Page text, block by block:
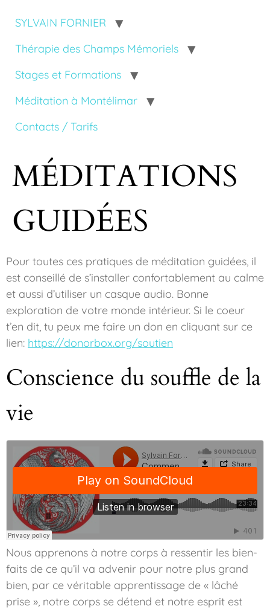
SYLVAIN FORNIER
Thérapie des Champs Mémoriels
Stages et Formations
Méditation à Montélimar
Contacts / Tarifs
MÉDITATIONS
GUIDÉES
Pour toutes ces pratiques de méditation guidées, il
est conseillé de s’installer confortablement au calme
et aussi d’utiliser un casque audio. Bonne
exploration de votre monde intérieur. Si le coeur
t’en dit, tu peux me faire un don en cliquant sur ce
lien: https://donorbox.org/soutien
Conscience du souffle de la
vie
Nous apprenons à notre corps à ressentir les bien-
faits de ce qu’il va advenir pour notre plus grand
bien, par ce véritable apprentissage de « lâché
prise », notre corps se détend et notre esprit est